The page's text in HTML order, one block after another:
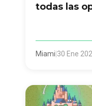
todas las
Miami 30 Ene